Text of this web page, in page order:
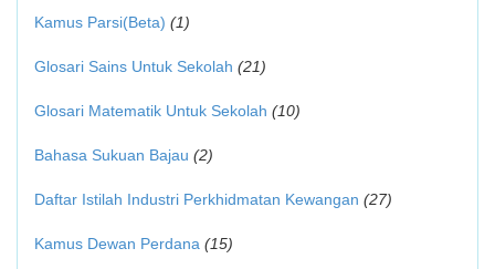
Kamus Parsi(Beta) (1)
Glosari Sains Untuk Sekolah (21)
Glosari Matematik Untuk Sekolah (10)
Bahasa Sukuan Bajau (2)
Daftar Istilah Industri Perkhidmatan Kewangan (27)
Kamus Dewan Perdana (15)